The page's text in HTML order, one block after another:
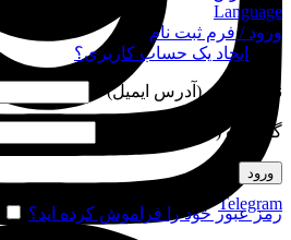
Telegram
Language
ورود / فرم ثبت نام
ورود
ایجاد یک حساب کاربری؟
نام کاربری (آدرس ایمیل)
گذرواژه (شماره موبایل)
ورود
رمز عبور خود را فراموش کرده اید؟